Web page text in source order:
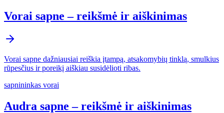
Vorai sapne – reikšmė ir aiškinimas
Vorai sapne dažniausiai reiškia įtampą, atsakomybių tinklą, smulkius
rūpesčius ir poreikį aiškiau susidėlioti ribas.
sapnininkas vorai
Audra sapne – reikšmė ir aiškinimas